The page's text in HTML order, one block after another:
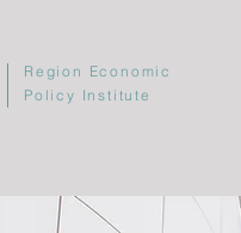
Region Economic
Policy Institute